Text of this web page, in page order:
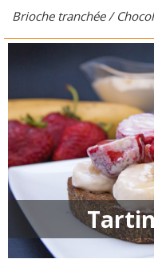
Brioche tranchée /